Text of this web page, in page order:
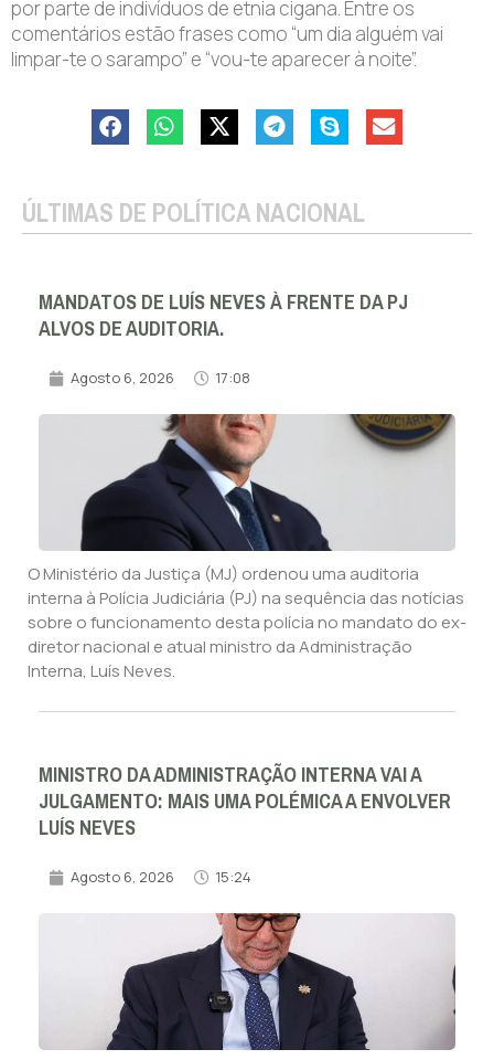
por parte de indivíduos de etnia cigana. Entre os
comentários estão frases como “um dia alguém vai
limpar-te o sarampo” e “vou-te aparecer à noite”.
ÚLTIMAS DE POLÍTICA NACIONAL
MANDATOS DE LUÍS NEVES À FRENTE DA PJ
ALVOS DE AUDITORIA.
Agosto 6, 2026 17:08
O Ministério da Justiça (MJ) ordenou uma auditoria
interna à Polícia Judiciária (PJ) na sequência das notícias
sobre o funcionamento desta polícia no mandato do ex-
diretor nacional e atual ministro da Administração
Interna, Luís Neves.
MINISTRO DA ADMINISTRAÇÃO INTERNA VAI A
JULGAMENTO: MAIS UMA POLÉMICA A ENVOLVER
LUÍS NEVES
Agosto 6, 2026 15:24